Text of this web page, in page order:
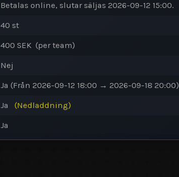
Betalas online, slutar säljas 2026-09-12 15:00.
40 st
400 SEK (per team)
Nej
Ja (Från 2026-09-12 18:00 → 2026-09-18 20:00)
Ja (Nedladdning)
Ja